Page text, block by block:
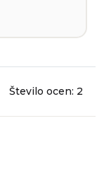
Število ocen: 2